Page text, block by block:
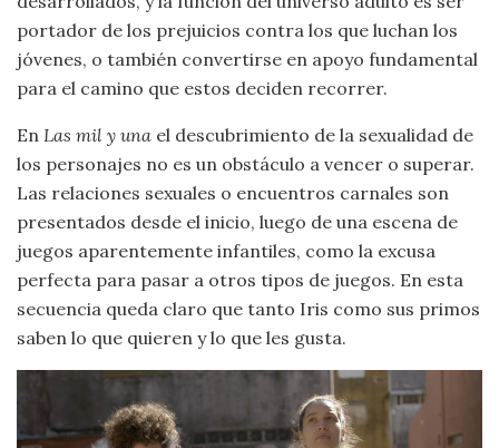
portador de los prejuicios contra los que luchan los
jóvenes, o también convertirse en apoyo fundamental
para el camino que estos deciden recorrer.
En Las mil y una el descubrimiento de la sexualidad de
los personajes no es un obstáculo a vencer o superar.
Las relaciones sexuales o encuentros carnales son
presentados desde el inicio, luego de una escena de
juegos aparentemente infantiles, como la excusa
perfecta para pasar a otros tipos de juegos. En esta
secuencia queda claro que tanto Iris como sus primos
saben lo que quieren y lo que les gusta.